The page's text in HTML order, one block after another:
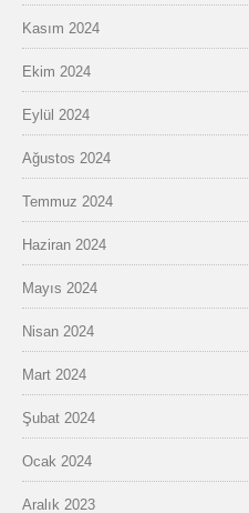
Kasım 2024
Ekim 2024
Eylül 2024
Ağustos 2024
Temmuz 2024
Haziran 2024
Mayıs 2024
Nisan 2024
Mart 2024
Şubat 2024
Ocak 2024
Aralık 2023